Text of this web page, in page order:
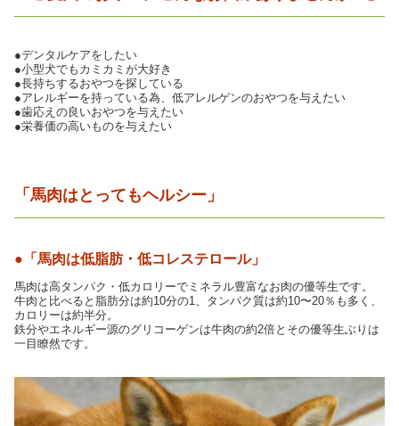
●デンタルケアをしたい
●小型犬でもカミカミが大好き
●長持ちするおやつを探している
●アレルギーを持っている為、低アレルゲンのおやつを与えたい
●歯応えの良いおやつを与えたい
●栄養価の高いものを与えたい
「馬肉はとってもヘルシー」
●「馬肉は低脂肪・低コレステロール」
馬肉は高タンパク・低カロリーでミネラル豊富なお肉の優等生です。
牛肉と比べると脂肪分は約10分の1、タンパク質は約10〜20％も多く、
カロリーは約半分。
鉄分やエネルギー源のグリコーゲンは牛肉の約2倍とその優等生ぶりは
一目瞭然です。